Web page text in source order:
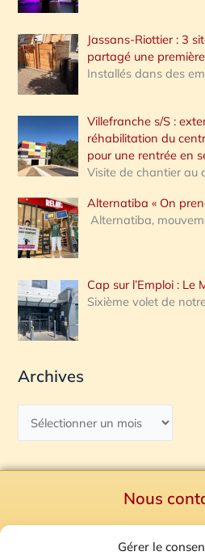
Gérer le
Jassans-Riottier : 3
partagé une
Installés dans des
Villefranche s/S :
réhabilitation du
pour une rentrée en
Visite de chantier au
Alternatiba « On
Alternatiba,
Cap sur l’Emploi :
Sixième volet de
Archives
Nous